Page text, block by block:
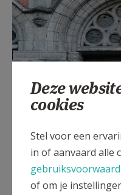
Deze
cookies
Stel voor een
in of aanvaard alle
of om je